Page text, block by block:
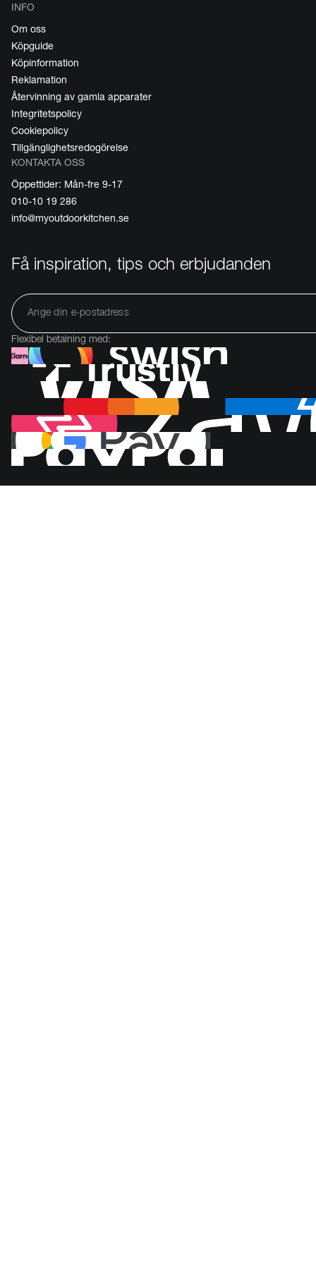
INFO
Om oss
Köpguide
Köpinformation
Reklamation
Återvinning av gamla apparater
Integritetspolicy
Cookiepolicy
Tillgänglighetsredogörelse
KONTAKTA OSS
Öppettider: Mån-fre 9-17
010-10 19 286
info@myoutdoorkitchen.se
Få inspiration, tips och erbjudanden
Flexibel betalning med: